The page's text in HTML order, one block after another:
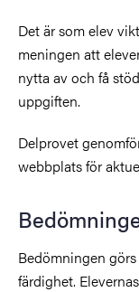
Det är som elev
meningen att
nytta av och få
uppgiften.
Delprovet
webbplats för
Bedömningen
färdighet.